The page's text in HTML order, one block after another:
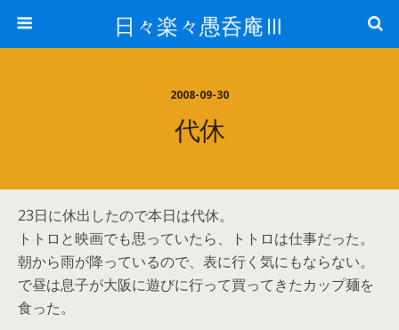
日々楽々愚呑庵Ⅲ
2008-09-30
代休
23日に休出したので本日は代休。
トトロと映画でも思っていたら、トトロは仕事だった。
朝から雨が降っているので、表に行く気にもならない。
で昼は息子が大阪に遊びに行って買ってきたカップ麺を
食った。